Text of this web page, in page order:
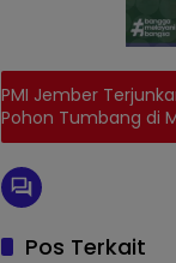
PMI Jember
Pohon Tumbang di
Pos Terkait